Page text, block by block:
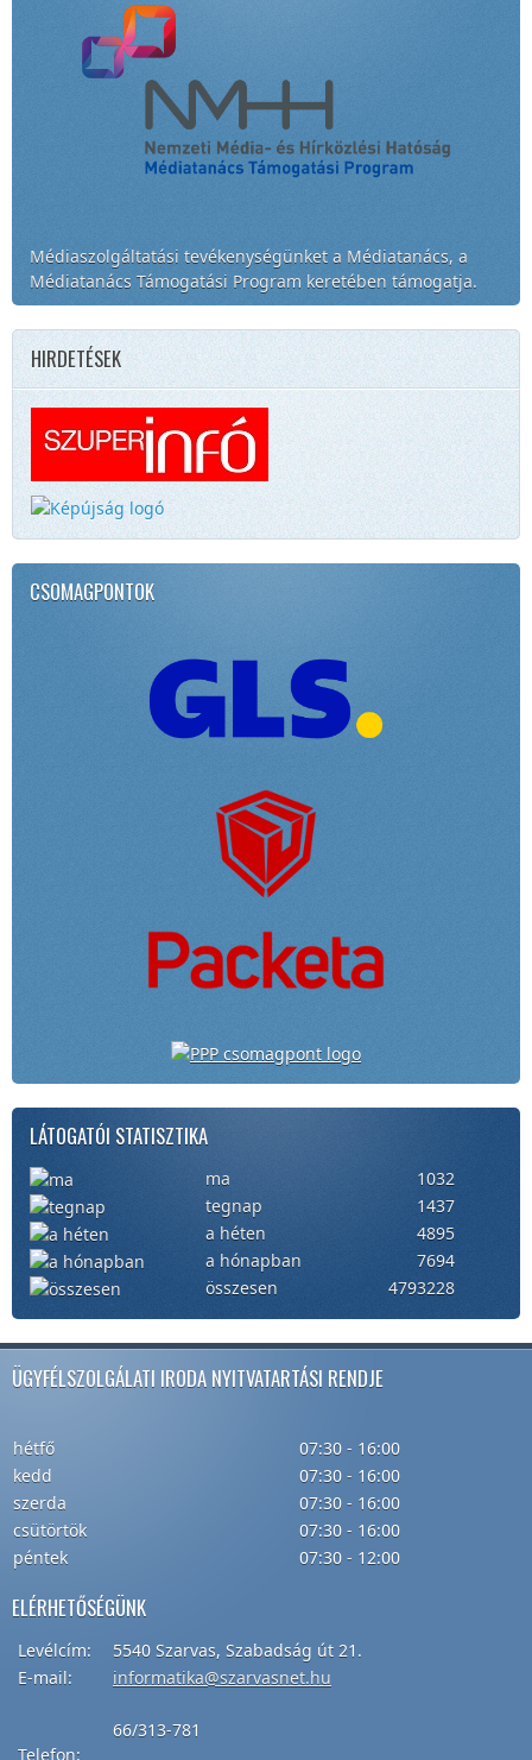
Médiaszolgáltatási tevékenységünket a Médiatanács, a
Médiatanács Támogatási Program keretében támogatja.
HIRDETÉSEK
CSOMAGPONTOK
LÁTOGATÓI STATISZTIKA
ma
1032
tegnap
1437
a héten
4895
a hónapban
7694
összesen
4793228
ÜGYFÉLSZOLGÁLATI IRODA NYITVATARTÁSI RENDJE
hétfő
07:30 - 16:00
kedd
07:30 - 16:00
szerda
07:30 - 16:00
csütörtök
07:30 - 16:00
péntek
07:30 - 12:00
ELÉRHETŐSÉGÜNK
Levélcím: 5540 Szarvas, Szabadság út 21.
E-mail:
informatika@szarvasnet.hu
Telefon:
66/313-781